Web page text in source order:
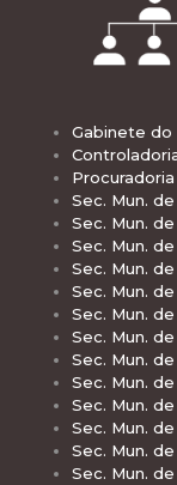
Gabinete
Sec. Mun.
Sec. Mun.
Sec. Mun.
Sec. Mun.
Sec. Mun.
Sec. Mun.
Sec. Mun.
Sec. Mun.
Sec. Mun.
Sec. Mun.
Sec. Mun.
Sec. Mun.
Sec. Mun.